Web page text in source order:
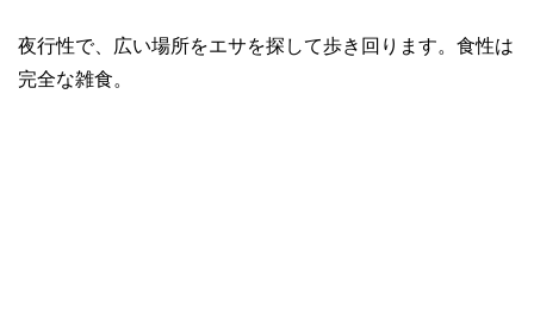
夜行性で、広い場所をエサを探して歩き回ります。食性は
完全な雑食。